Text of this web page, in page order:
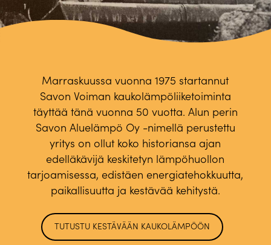
Marraskuussa vuonna 1975 startannut
Savon Voiman kaukolämpöliiketoiminta
täyttää tänä vuonna 50 vuotta. Alun perin
Savon Aluelämpö Oy -nimellä perustettu
yritys on ollut koko historiansa ajan
edelläkävijä keskitetyn lämpöhuollon
tarjoamisessa, edistäen energiatehokkuutta,
paikallisuutta ja kestävää kehitystä.
TUTUSTU KESTÄVÄÄN KAUKOLÄMPÖÖN